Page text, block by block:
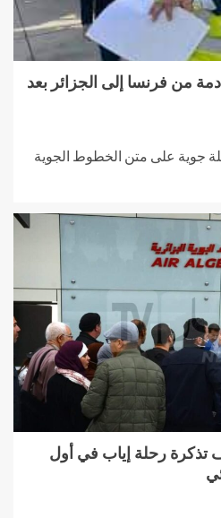
من فرنسا إلى الجزائر بعد
جوية على متن الخطوط الجوية
أكثر من 6 ألاف تذكرة رحلة إياب في أول